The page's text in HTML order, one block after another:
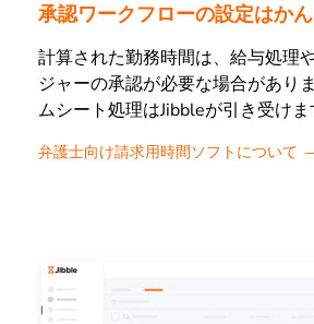
承認ワークフローの設定はか
計算された勤務時間は、給与処理
ジャーの承認が必要な場合があり
ムシート処理はJibbleが引き受けま
弁護士向け請求用時間ソフトについて